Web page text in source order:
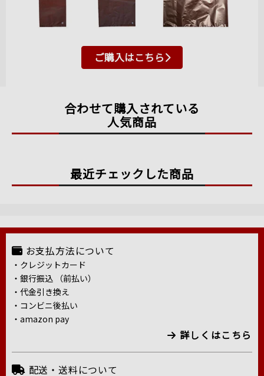
ご購入はこちら
合わせて購入されている
人気商品
最近チェックした商品
お支払方法について
・クレジットカード
・銀行振込 （前払い）
・代金引き換え
・コンビニ後払い
・amazon pay
詳しくはこちら
配送・送料について